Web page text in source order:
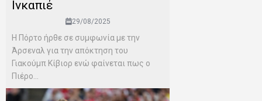
Ινκαπιέ
29/08/2025
Η Πόρτο ήρθε σε συμφωνία με την
Άρσεναλ για την απόκτηση του
Γιακούμπ Κίβιορ ενώ φαίνεται πως ο
Πιέρο...